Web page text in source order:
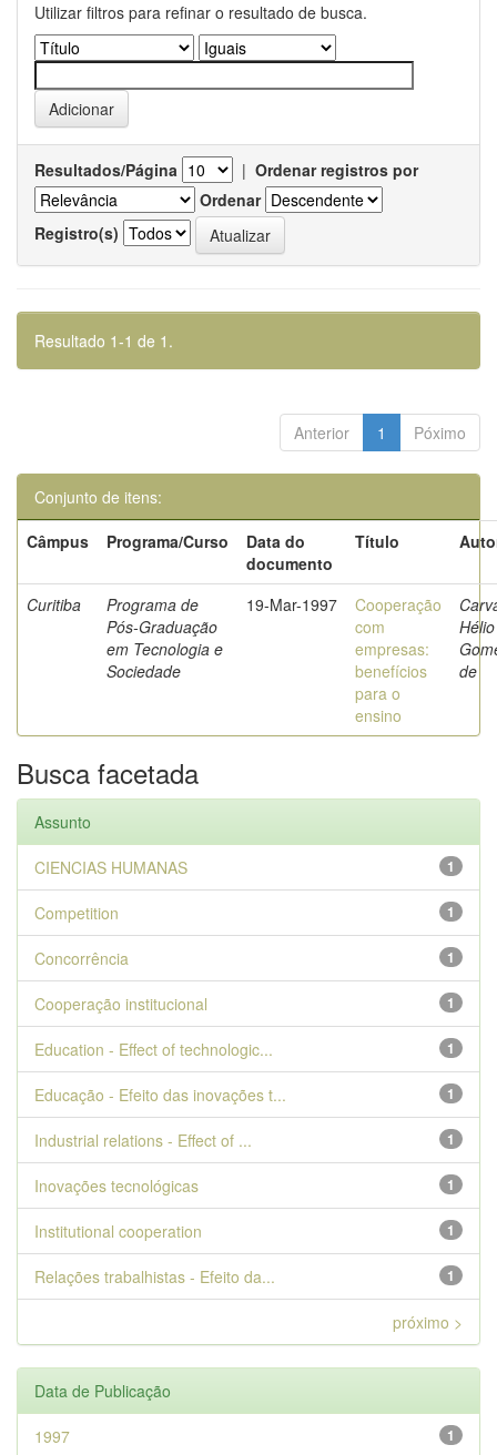
Utilizar filtros para refinar o resultado de busca.
Resultados/Página | Ordenar registros por
Ordenar
Registro(s)
Resultado 1-1 de 1.
Anterior 1 Póximo
Conjunto de itens:
Câmpus
Programa/Curso
Data do
documento
Título
Curitiba
Programa de
Pós-Graduação
em Tecnologia e
Sociedade
19-Mar-1997
Cooperação
com
empresas:
benefícios
para o
ensino
Hélio
de
Busca facetada
Assunto
1
CIENCIAS HUMANAS
1
Competition
1
Concorrência
1
Cooperação institucional
1
Education - Effect of technologic...
1
Educação - Efeito das inovações t...
1
Industrial relations - Effect of ...
1
Inovações tecnológicas
1
Institutional cooperation
1
Relações trabalhistas - Efeito da...
próximo >
Data de Publicação
1
1997